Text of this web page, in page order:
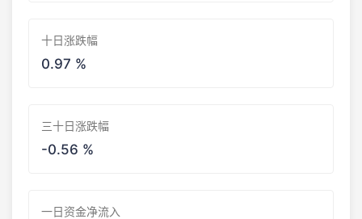
十日涨跌幅
0.97 %
三十日涨跌幅
-0.56 %
一日资金净流入